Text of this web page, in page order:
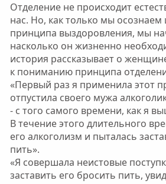
Отделение не происходит
нас. Но, как только мы осознаем
принципа выздоровления, мы
насколько он жизненно
история рассказывает о
к пониманию принципа
«Первый раз я применила этот
отпустила своего мужа
- с того самого времени, как я
В течение этого длительного
его алкоголизм и пыталась
пить».
«Я совершала неистовые
заставить его бросить пить,